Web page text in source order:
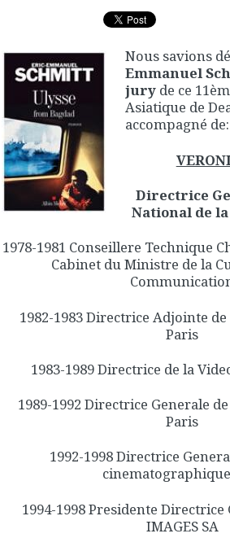
Nous savions
Emmanuel
jury de ce
Asiatique de
accompagné de:
Directrice
National de
1978-1981 Conseillere Technique
Cabinet du Ministre de la
1982-1983 Directrice Adjointe
Paris
1983-1989 Directrice de la
1989-1992 Directrice Generale
Paris
1992-1998 Directrice
1994-1998 Presidente Directrice
IMAGES SA